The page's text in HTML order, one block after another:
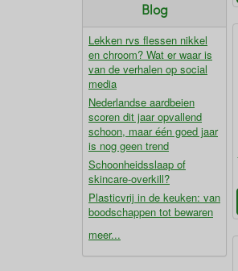
Blog
Lekken rvs flessen nikkel
en chroom? Wat er waar is
van de verhalen op social
media
Nederlandse aardbeien
scoren dit jaar opvallend
schoon, maar één goed jaar
is nog geen trend
Schoonheidsslaap of
skincare-overkill?
Plasticvrij in de keuken: van
boodschappen tot bewaren
meer...